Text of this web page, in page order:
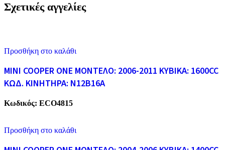
Σχετικές αγγελίες
Προσθήκη στο καλάθι
MINI COOPER ONE ΜΟΝΤΕΛΟ: 2006-2011 ΚΥΒΙΚΑ: 1600CC
ΚΩΔ. ΚΙΝΗΤΗΡΑ: N12B16A
Κωδικός: ECO4815
Προσθήκη στο καλάθι